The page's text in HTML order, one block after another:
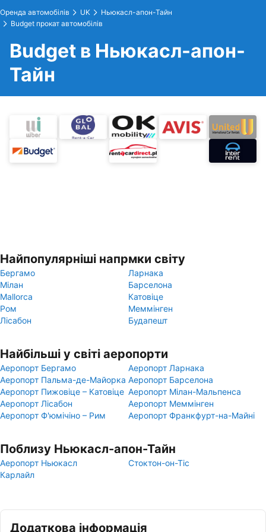
Оренда автомобілів UK
Ньюкасл-апон-Тайн
Budget прокат автомобілів
Budget в Ньюкасл-апон-
Тайн
Найпопулярніші напрмки світу
Бергамо
Ларнака
Мілан
Барселона
Mallorca
Катовіце
Ром
Меммінген
Лісабон
Будапешт
Найбільші у світі аеропорти
Аеропорт Бергамо
Аеропорт Ларнака
Аеропорт Пальма-де-Майорка Аеропорт Барселона
Аеропорт Пижовіце – Катовіце Аеропорт Мілан-Мальпенса
Аеропорт Лісабон
Аеропорт Меммінген
Аеропорт Ф'юмічіно – Рим
Аеропорт Франкфурт-на-Майні
Поблизу Ньюкасл-апон-Тайн
Аеропорт Ньюкасл
Стоктон-он-Тіс
Карлайл
Додаткова інформація